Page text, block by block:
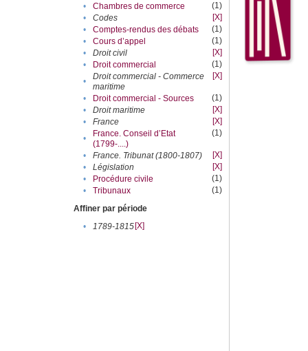
•
Chambres de commerce
(1)
•
Codes
[X]
•
Comptes-rendus des débats
(1)
•
Cours d’appel
(1)
•
Droit civil
[X]
•
Droit commercial
(1)
•
Droit commercial - Commerce
maritime
[X]
• Droit commercial - Sources
(1)
•
Droit maritime
[X]
•
France
[X]
•
France. Conseil d’Etat
(1799-....)
(1)
• France. Tribunat (1800-1807)
[X]
•
Législation
[X]
•
Procédure civile
(1)
•
Tribunaux
(1)
Affiner par période
•
1789-1815[X]